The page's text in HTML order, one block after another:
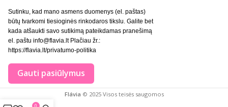
Sutinku, kad mano asmens duomenys (el. paštas)
būtų tvarkomi tiesioginės rinkodaros tikslu. Galite bet
kada atšaukti savo sutikimą pateikdamas pranešimą
el. paštu info@flavia.lt Plačiau žr.:
https://flavia.lt/privatumo-politika
Gauti pasiūlymus
Flávia © 2025 Visos teisės saugomos